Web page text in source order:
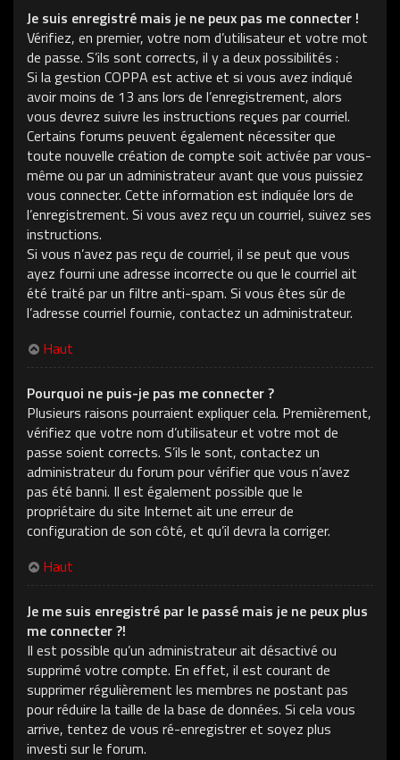
Je suis enregistré mais je ne peux pas me connecter !
Vérifiez, en premier, votre nom d’utilisateur et votre mot
de passe. S’ils sont corrects, il y a deux possibilités :
Si la gestion COPPA est active et si vous avez indiqué
avoir moins de 13 ans lors de l’enregistrement, alors
vous devrez suivre les instructions reçues par courriel.
Certains forums peuvent également nécessiter que
toute nouvelle création de compte soit activée par vous-
même ou par un administrateur avant que vous puissiez
vous connecter. Cette information est indiquée lors de
l’enregistrement. Si vous avez reçu un courriel, suivez ses
instructions.
Si vous n’avez pas reçu de courriel, il se peut que vous
ayez fourni une adresse incorrecte ou que le courriel ait
été traité par un filtre anti-spam. Si vous êtes sûr de
l’adresse courriel fournie, contactez un administrateur.
Haut
Pourquoi ne puis-je pas me connecter ?
Plusieurs raisons pourraient expliquer cela. Premièrement,
vérifiez que votre nom d’utilisateur et votre mot de
passe soient corrects. S’ils le sont, contactez un
administrateur du forum pour vérifier que vous n’avez
pas été banni. Il est également possible que le
propriétaire du site Internet ait une erreur de
configuration de son côté, et qu’il devra la corriger.
Haut
Je me suis enregistré par le passé mais je ne peux plus
me connecter ?!
Il est possible qu’un administrateur ait désactivé ou
supprimé votre compte. En effet, il est courant de
supprimer régulièrement les membres ne postant pas
pour réduire la taille de la base de données. Si cela vous
arrive, tentez de vous ré-enregistrer et soyez plus
investi sur le forum.